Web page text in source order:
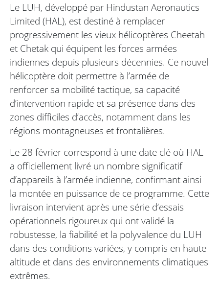
Le LUH, développé par Hindustan Aeronautics
Limited (HAL), est destiné à remplacer
progressivement les vieux hélicoptères Cheetah
et Chetak qui équipent les forces armées
indiennes depuis plusieurs décennies. Ce nouvel
hélicoptère doit permettre à l’armée de
renforcer sa mobilité tactique, sa capacité
d’intervention rapide et sa présence dans des
zones difficiles d’accès, notamment dans les
régions montagneuses et frontalières.
Le 28 février correspond à une date clé où HAL
a officiellement livré un nombre significatif
d’appareils à l’armée indienne, confirmant ainsi
la montée en puissance de ce programme. Cette
livraison intervient après une série d’essais
opérationnels rigoureux qui ont validé la
robustesse, la fiabilité et la polyvalence du LUH
dans des conditions variées, y compris en haute
altitude et dans des environnements climatiques
extrêmes.